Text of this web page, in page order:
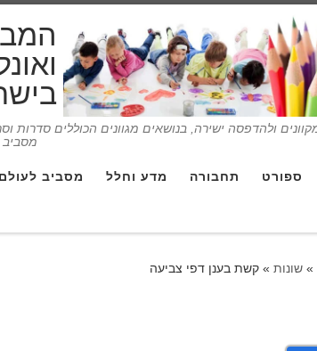
ולהדפסה ישירה, בנושאים מגוונים הכוללים סדרות
מסביב
ספורט תחבורה מדע וחלל מסביב לעולם
» שונות » קשת בענן דפי צביעה